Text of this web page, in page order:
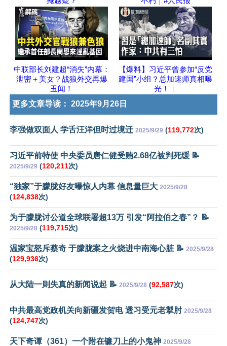
中联部长刘建超“消失”内幕：
泄密＋美女？战狼外交再爆
丑闻！
【爆料】习近平曾参加“反党
建国”小组？总加速师真相曝
光！｜
更多文章导读： 2025年9月26日
李强做双面人 学舌汪洋但时过境迁 2025/9/29 (119,772次)
习近平前特使 中央委员唐仁健受贿2.68亿被判死缓 📝
2025/9/29 (120,211次)
“独家”于朦胧好友曝惊人内幕 信息量巨大 2025/9/28
(124,838次)
为于朦胧讨公道全球联署超13万 引发“阿拉伯之春”？ 📝
2025/9/28 (119,715次)
温家宝怒斥蔡奇 于朦胧案之火烧进中南海心脏 📝 2025/9/28
(129,936次)
从大陆一则失真的新闻说起 📝 2025/9/28 (92,587次)
中共最高党政机关向新疆发贺电 透习受元老掣肘 2025/9/28
(124,747次)
天下奇谭（361）一个附在镰刀上的小鬼神 2025/9/28